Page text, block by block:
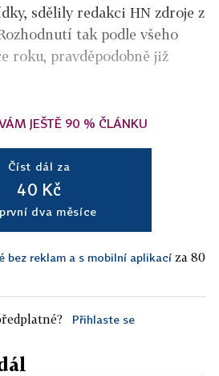
sdělily redakci HN zdroje z
tak podle všeho
roku, pravděpodobně již
JEŠTĚ 90 % ČLÁNKU
Číst dál za
40 Kč
dva měsíce
bez reklam a s mobilní aplikací za 80
Přihlaste se